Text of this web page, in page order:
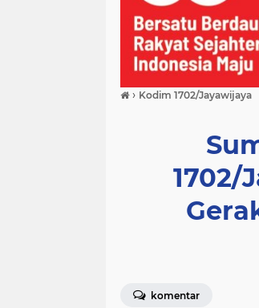
› Kodim 1702/Jayawijaya
1702/
komentar